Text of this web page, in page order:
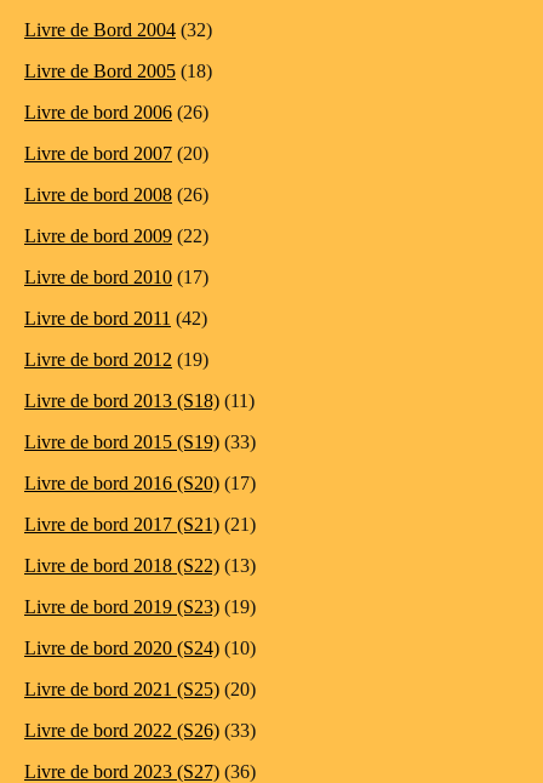
Livre de Bord 2004 (32)
Livre de Bord 2005 (18)
Livre de bord 2006 (26)
Livre de bord 2007 (20)
Livre de bord 2008 (26)
Livre de bord 2009 (22)
Livre de bord 2010 (17)
Livre de bord 2011 (42)
Livre de bord 2012 (19)
Livre de bord 2013 (S18) (11)
Livre de bord 2015 (S19) (33)
Livre de bord 2016 (S20) (17)
Livre de bord 2017 (S21) (21)
Livre de bord 2018 (S22) (13)
Livre de bord 2019 (S23) (19)
Livre de bord 2020 (S24) (10)
Livre de bord 2021 (S25) (20)
Livre de bord 2022 (S26) (33)
Livre de bord 2023 (S27) (36)